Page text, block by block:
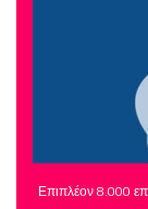
Επιπλέον 8.000